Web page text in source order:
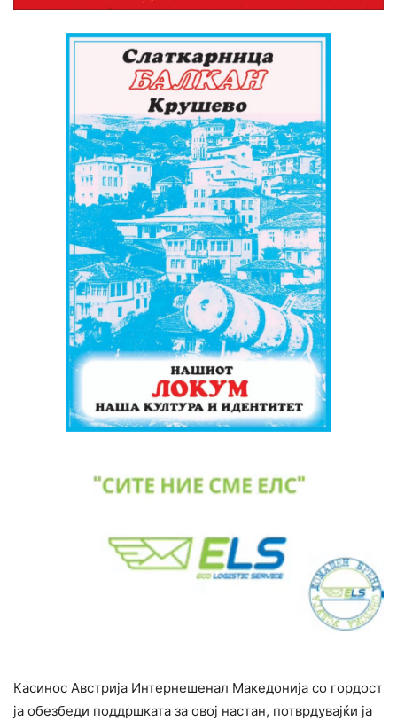
Касинос Австрија Интернешенал Македонија со гордост
ја обезбеди поддршката за овој настан, потврдувајќи ја